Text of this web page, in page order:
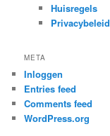
Huisregels
Privacybeleid
META
Inloggen
Entries feed
Comments feed
WordPress.org